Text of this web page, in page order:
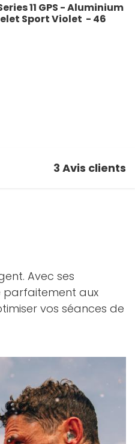
11 GPS - Aluminium
Sport Violet  - 46
3 Avis clients
Avec ses
parfaitement aux
vos séances de